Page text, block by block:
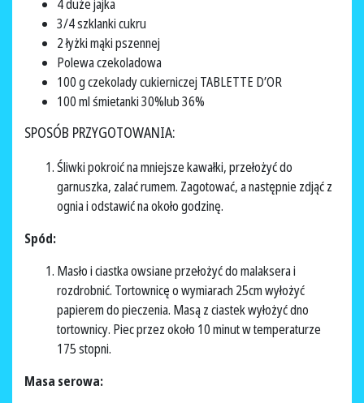
4 duże jajka
3/4 szklanki cukru
2 łyżki mąki pszennej
Polewa czekoladowa
100 g czekolady cukierniczej TABLETTE D’OR
100 ml śmietanki 30%lub 36%
SPOSÓB PRZYGOTOWANIA:
Śliwki pokroić na mniejsze kawałki, przełożyć do
garnuszka, zalać rumem. Zagotować, a następnie zdjąć z
ognia i odstawić na około godzinę.
Spód:
Masło i ciastka owsiane przełożyć do malaksera i
rozdrobnić. Tortownicę o wymiarach 25cm wyłożyć
papierem do pieczenia. Masą z ciastek wyłożyć dno
tortownicy. Piec przez około 10 minut w temperaturze
175 stopni.
Masa serowa: